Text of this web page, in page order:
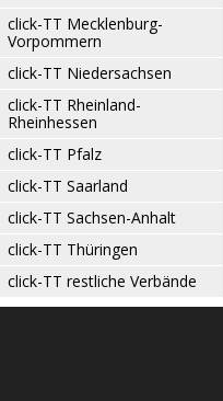
click-TT Mecklenburg-
Vorpommern
click-TT Niedersachsen
click-TT Rheinland-
Rheinhessen
click-TT Pfalz
click-TT Saarland
click-TT Sachsen-Anhalt
click-TT Thüringen
click-TT restliche Verbände